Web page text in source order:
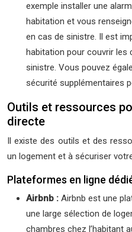
exemple installer une
habitation et vous
en cas de sinistre. Il est
habitation pour couvrir les
sinistre. Vous pouvez
sécurité supplémentaires
Outils et ressources
directe
Il existe des outils et des
un logement et à sécuriser
Plateformes en ligne
Airbnb : Airbnb est une
une large sélection de
chambres chez l’habitant